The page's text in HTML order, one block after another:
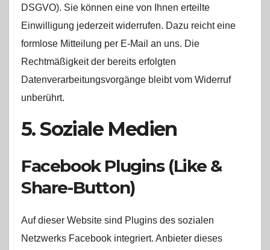
DSGVO). Sie können eine von Ihnen erteilte
Einwilligung jederzeit widerrufen. Dazu reicht eine
formlose Mitteilung per E-Mail an uns. Die
Rechtmäßigkeit der bereits erfolgten
Datenverarbeitungsvorgänge bleibt vom Widerruf
unberührt.
5. Soziale Medien
Facebook Plugins (Like &
Share-Button)
Auf dieser Website sind Plugins des sozialen
Netzwerks Facebook integriert. Anbieter dieses